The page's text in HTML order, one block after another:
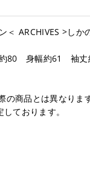
＜ ARCHIVES >し
約80 身幅約61 袖丈
商品とは異なります
ております。